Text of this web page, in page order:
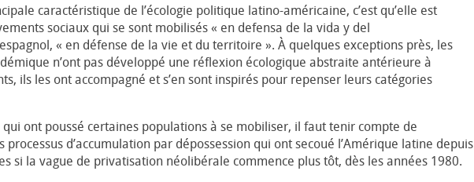
caractéristique de l’écologie politique latino-américaine, c’est qu’elle est
sociaux qui se sont mobilisés « en defensa de la vida y del
« en défense de la vie et du territoire ». À quelques exceptions près, les
n’ont pas développé une réflexion écologique abstraite antérieure à
ils les ont accompagné et s’en sont inspirés pour repenser leurs catégories
ont poussé certaines populations à se mobiliser, il faut tenir compte de
processus d’accumulation par dépossession qui ont secoué l’Amérique latine depuis
si la vague de privatisation néolibérale commence plus tôt, dès les années 1980.